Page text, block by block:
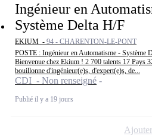
Ingénieur en
Système Delta H/F
EKIUM - 94 - CHARENTON-LE-PONT
POSTE : Ingénieur en Automatisme -
Bienvenue chez Ekium ! 2 700 talents 17 Pays
bouillonne d'ingénieur(e)s, d'expert(e)s, de...
CDI - Non renseigné
Publié il y a 19 jours